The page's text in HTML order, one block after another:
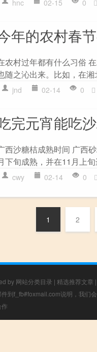
hnc 02-15 0
年的农村春
农村过年都有什么习俗
随之沁出来。比如，在
jnd 02-14 0
完元宵能吃
西沙糖桔成熟时间 广西
下旬成熟，并在11月上
cwy 02-14 0
1 2
by 网站分类目录 | 精选推荐文章 |
到f_fb#foxmail.com说明，我们